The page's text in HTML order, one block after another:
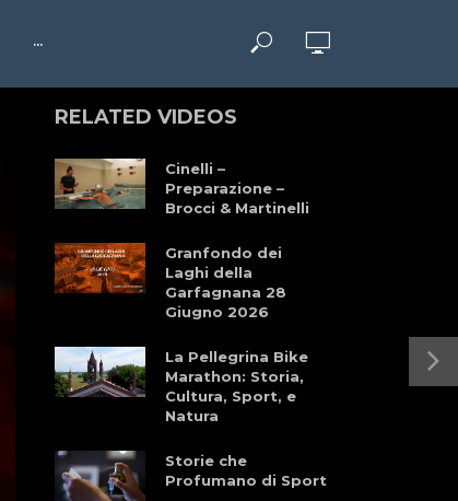
···
RELATED VIDEOS
Cinelli –
Preparazione –
Brocci & Martinelli
Granfondo dei
Laghi della
Garfagnana 28
Giugno 2026
La Pellegrina Bike
Marathon: Storia,
Cultura, Sport, e
Natura
Storie che
Profumano di Sport